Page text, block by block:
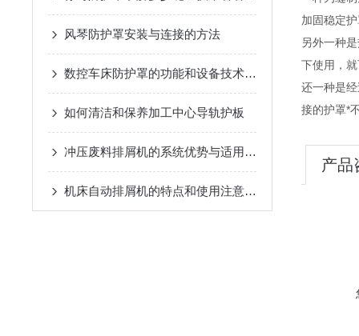
风琴防护罩安装与连接的方法
数控车床防护罩的功能和设备技术要求是什么
如何清洁和保养加工中心导轨护板
冲压废料排屑机的系统优势与适用范围说明
机床自动排屑机的特点和使用注意事项
加固稳定
另外一种
下使用，
还一种是
接的护罩*
产品